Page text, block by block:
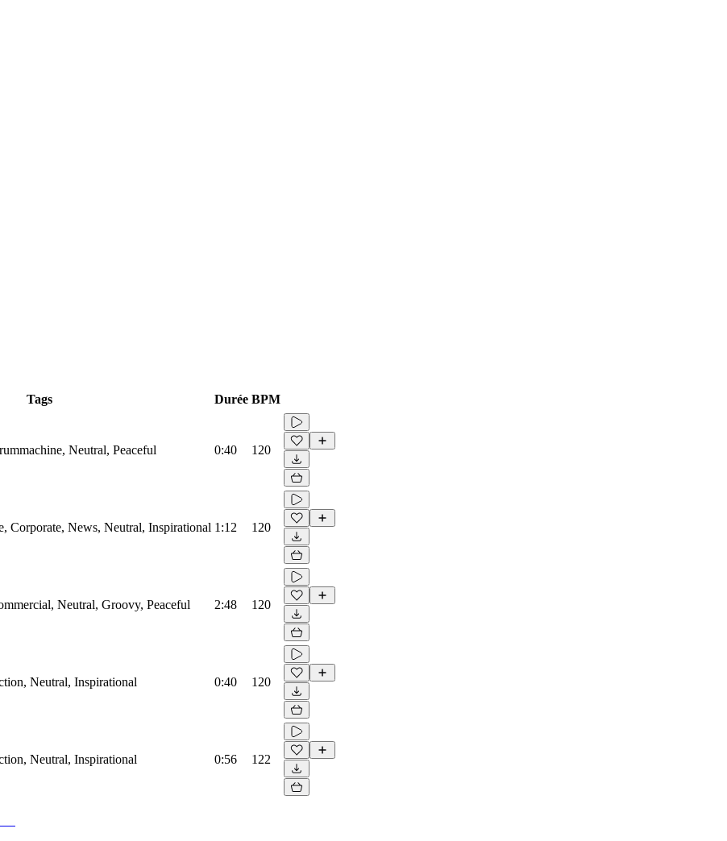
Tags Durée BPM
Neutral, Peaceful 0:40 120
Corporate, News, Neutral, Inspirational 1:12 120
Neutral, Groovy, Peaceful 2:48 120
Neutral, Inspirational 0:40 120
Neutral, Inspirational 0:56 122